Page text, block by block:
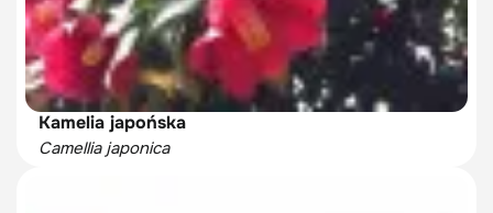
Kamelia japońska
Camellia japonica